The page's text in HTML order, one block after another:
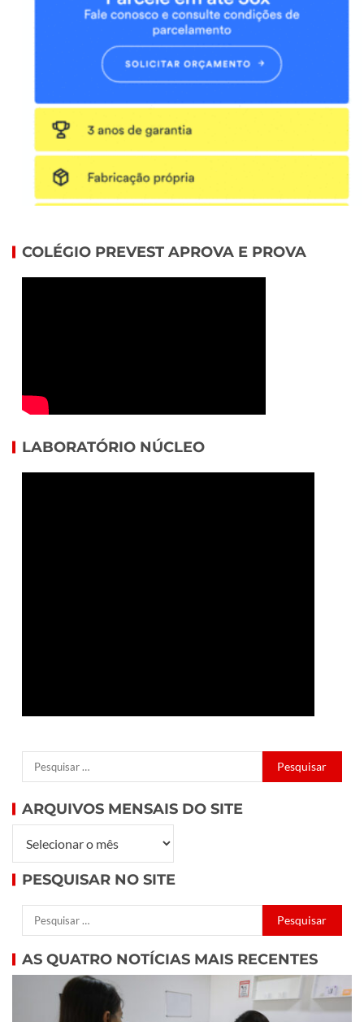
COLÉGIO PREVEST APROVA E PROVA
LABORATÓRIO NÚCLEO
ARQUIVOS MENSAIS DO SITE
PESQUISAR NO SITE
AS QUATRO NOTÍCIAS MAIS RECENTES